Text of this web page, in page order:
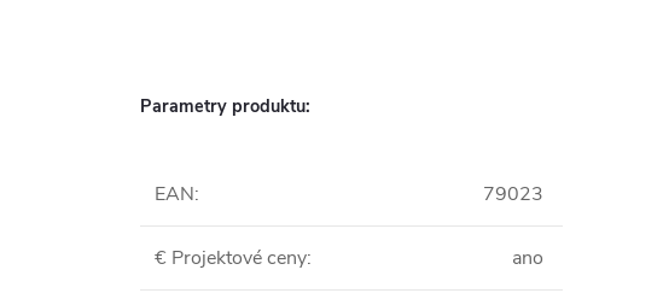
Parametry produktu:
EAN: 79023
€ Projektové ceny: ano